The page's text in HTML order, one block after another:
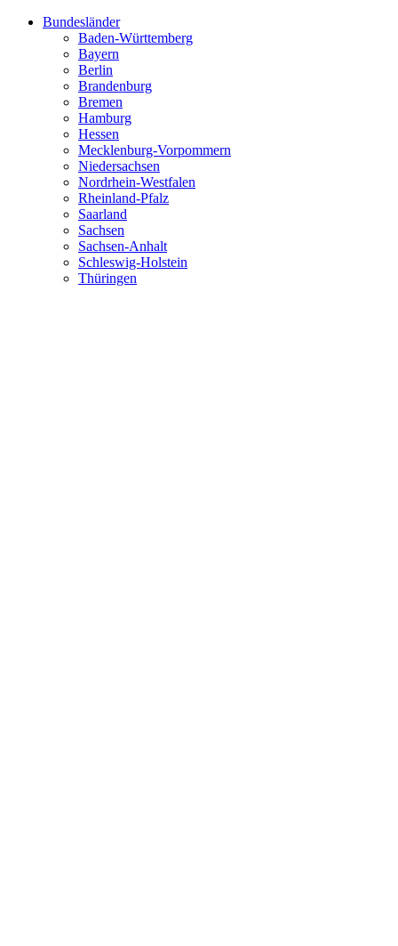
Bundesländer
Baden-Württemberg
Bayern
Berlin
Brandenburg
Bremen
Hamburg
Hessen
Mecklenburg-Vorpommern
Niedersachsen
Nordrhein-Westfalen
Rheinland-Pfalz
Saarland
Sachsen
Sachsen-Anhalt
Schleswig-Holstein
Thüringen